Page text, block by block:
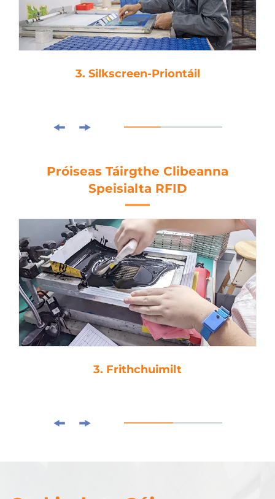
3. Silkscreen-Priontáil
Próiseas Táirgthe Clibeanna
Speisialta RFID
3. Frithchuimilt